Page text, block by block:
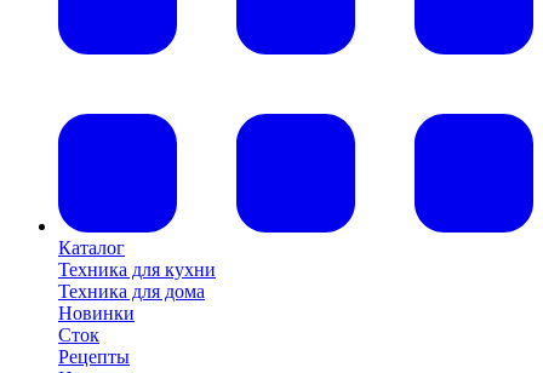
Каталог
Техника для кухни
Техника для дома
Новинки
Сток
Рецепты